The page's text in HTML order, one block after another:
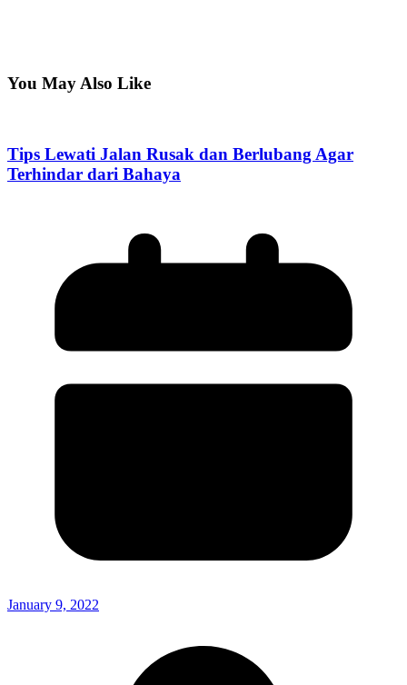
You May Also Like
Tips Lewati Jalan Rusak dan Berlubang Agar
Terhindar dari Bahaya
January 9, 2022